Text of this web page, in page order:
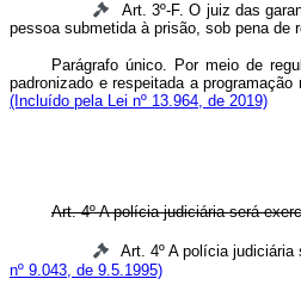
Art. 3º-F. O juiz das
pessoa submetida à prisão, sob pena
Parágrafo único. Por meio de
padronizado e respeitada a programação
(Incluído pela Lei nº 13.964, de 2019)
Art. 4º A polícia judiciária será
Art. 4º A polícia
nº 9.043, de 9.5.1995)